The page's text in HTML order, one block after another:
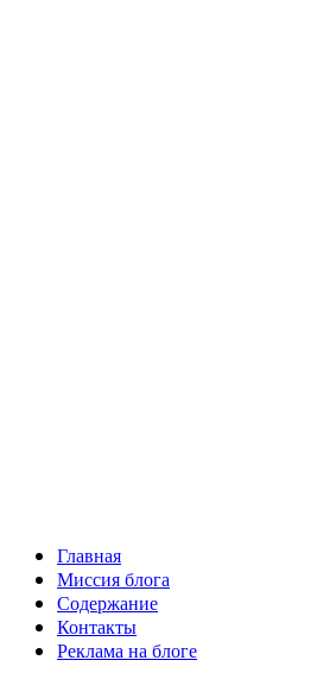
Главная
Миссия блога
Содержание
Контакты
Реклама на блоге